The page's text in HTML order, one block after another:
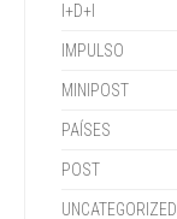
I+D+I
IMPULSO
MINIPOST
PAÍSES
POST
UNCATEGORIZED